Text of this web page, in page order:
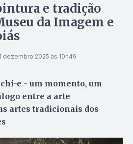
e tradição
da Imagem e
dezembro 2025 às 10h49
e - um momento, um
entre a arte
artes tradicionais dos